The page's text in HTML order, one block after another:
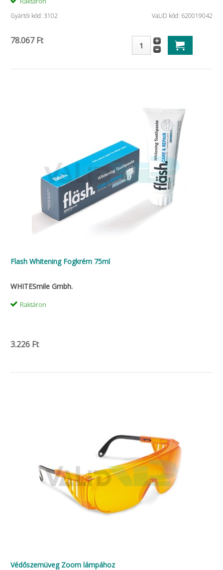
Gyártói kód: 3102 VaLiD kód: 620019042
78.067 Ft
Flash Whitening Fogkrém 75ml
WHITESmile Gmbh.
Raktáron
3.226 Ft
Védőszemüveg Zoom lámpához